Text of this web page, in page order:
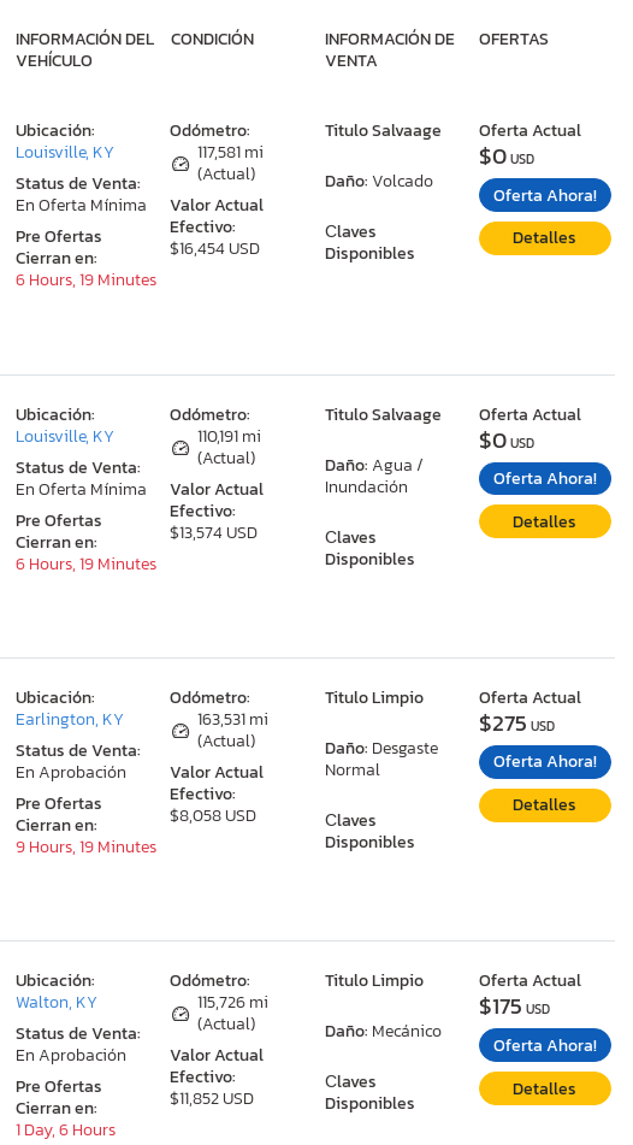
INFORMACIÓN DEL
VEHÍCULO
CONDICIÓN
INFORMACIÓN DE
VENTA
OFERTAS
Odómetro:
117,581 mi
(Actual)
Valor Actual
Efectivo:
$16,454 USD
Titulo Salvaage
Daño:Volcado
Сlaves
Disponibles
Ubicación:
Louisville, KY
Status de Venta:
En Oferta Mínima
Pre Ofertas
Cierran en:
6 Hours, 19 Minutes
Oferta Actual
$0USD
Oferta Ahora!
Detalles
Odómetro:
110,191 mi
(Actual)
Valor Actual
Efectivo:
$13,574 USD
Titulo Salvaage
Daño: Agua /
Inundación
Сlaves
Disponibles
Ubicación:
Louisville, KY
Status de Venta:
En Oferta Mínima
Pre Ofertas
Cierran en:
6 Hours, 19 Minutes
Oferta Actual
$0USD
Oferta Ahora!
Detalles
Odómetro:
163,531 mi
(Actual)
Valor Actual
Efectivo:
$8,058 USD
Titulo Limpio
Daño: Desgaste
Normal
Сlaves
Disponibles
Ubicación:
Earlington, KY
Status de Venta:
En Aprobación
Pre Ofertas
Cierran en:
9 Hours, 19 Minutes
Oferta Actual
$275 USD
Oferta Ahora!
Detalles
Odómetro:
115,726 mi
(Actual)
Valor Actual
Efectivo:
$11,852 USD
Titulo Limpio
Daño: Mecánico
Сlaves
Disponibles
Ubicación:
Walton, KY
Status de Venta:
En Aprobación
Pre Ofertas
Cierran en:
1 Day, 6 Hours
Oferta Actual
$175 USD
Oferta Ahora!
Detalles